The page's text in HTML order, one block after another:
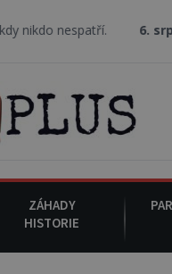
6. srpna 1930 :
ZÁHADY
HISTORIE